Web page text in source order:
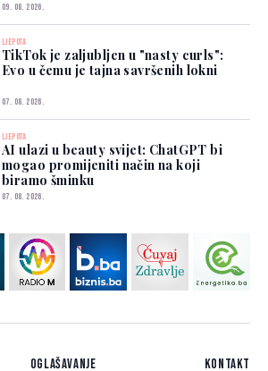
09. 08. 2026.
LJEPOTA
TikTok je zaljubljen u "nasty curls":
Evo u čemu je tajna savršenih lokni
07. 08. 2026.
LJEPOTA
AI ulazi u beauty svijet: ChatGPT bi
mogao promijeniti način na koji
biramo šminku
07. 08. 2026.
Oglašavanje Kontakt